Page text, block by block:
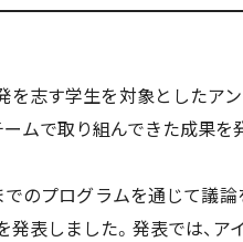
志す学生を対象としたアン
ムで取り組んできた成果を
でのプログラムを通じて議
発表しました。発表では、